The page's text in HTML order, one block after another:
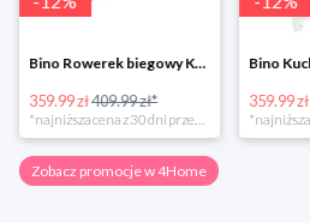
Bino Rowerek biegowy Krecik
359.99 zł409.99 zł* 359.99 zł
Zobacz promocje w 4Home